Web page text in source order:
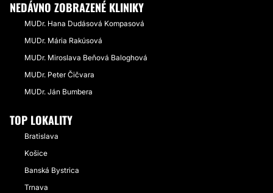
NEDÁVNO ZOBRAZENÉ KLINIKY
MUDr. Hana Dudásová Kompasová
MUDr. Mária Rakúsová
MUDr. Miroslava Beňová Baloghová
MUDr. Peter Čičvara
MUDr. Ján Bumbera
TOP LOKALITY
Bratislava
Košice
Banská Bystrica
Trnava